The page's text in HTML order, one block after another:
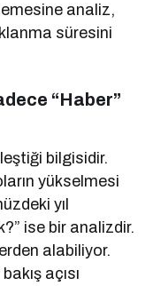
analiz,
süresini
“Haber”
bilgisidir.
yükselmesi
yıl
ise bir analizdir.
alabiliyor.
açısı